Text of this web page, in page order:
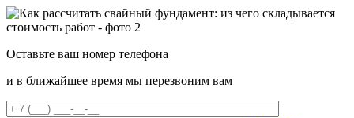
Оставьте ваш номер телефона
и в ближайшее время мы перезвоним вам